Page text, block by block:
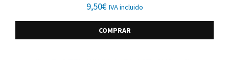
9,50€ IVA incluido
COMPRAR